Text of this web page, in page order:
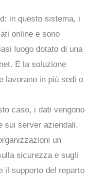
in questo sistema, i
online e sono
luogo dotato di una
È la soluzione
lavorano in più sedi o
caso, i dati vengono
sui server aziendali.
un
sicurezza e sugli
il supporto del reparto